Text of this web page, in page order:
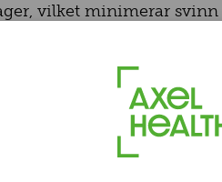
vilket minimerar
behandlingsdata
att investera i de mest
och operationell
kräver